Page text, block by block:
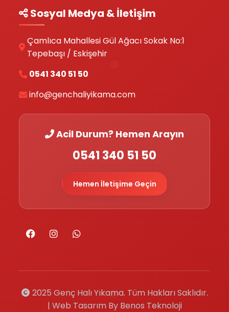
Sosyal Medya & İletişim
Çamlıca Mahallesi Gül Ağacı Sokak No:1
Tepebaşı / Eskişehir
0541 340 51 50
info@genchaliyikama.com
Acil Durum? Hemen Arayın
0541 340 51 50
Hemen İletişime Geçin
2025 Genç Halı Yıkama. Tüm Hakları Saklıdır.
| Web Tasarım By Benos Teknoloji